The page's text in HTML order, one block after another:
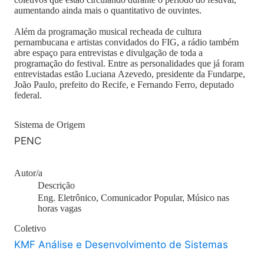
aumentando ainda mais o quantitativo de ouvintes.
Além da programação musical recheada de cultura
pernambucana e artistas convidados do FIG, a rádio também
abre espaço para entrevistas e divulgação de toda a
programação do festival. Entre as personalidades que já foram
entrevistadas estão Luciana Azevedo, presidente da Fundarpe,
João Paulo, prefeito do Recife, e Fernando Ferro, deputado
federal.
Sistema de Origem
PENC
Autor/a
Descrição
Eng. Eletrônico, Comunicador Popular, Músico nas
horas vagas
Coletivo
KMF Análise e Desenvolvimento de Sistemas